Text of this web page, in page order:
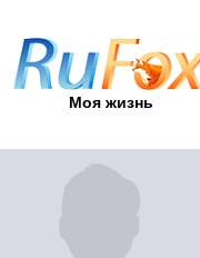
Моя жизнь